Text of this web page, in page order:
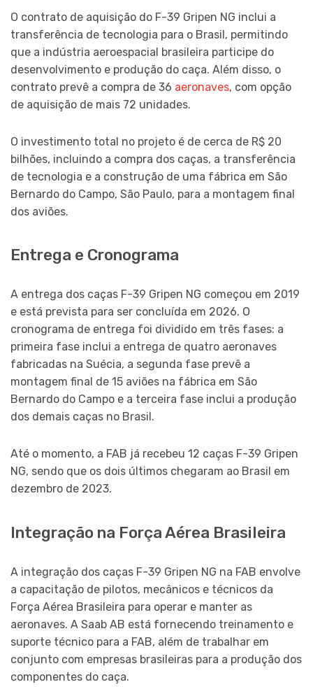
O contrato de aquisição do F-39 Gripen NG inclui a
transferência de tecnologia para o Brasil, permitindo
que a indústria aeroespacial brasileira participe do
desenvolvimento e produção do caça. Além disso, o
contrato prevê a compra de 36 aeronaves, com opção
de aquisição de mais 72 unidades.
O investimento total no projeto é de cerca de R$ 20
bilhões, incluindo a compra dos caças, a transferência
de tecnologia e a construção de uma fábrica em São
Bernardo do Campo, São Paulo, para a montagem final
dos aviões.
Entrega e Cronograma
A entrega dos caças F-39 Gripen NG começou em 2019
e está prevista para ser concluída em 2026. O
cronograma de entrega foi dividido em três fases: a
primeira fase inclui a entrega de quatro aeronaves
fabricadas na Suécia, a segunda fase prevê a
montagem final de 15 aviões na fábrica em São
Bernardo do Campo e a terceira fase inclui a produção
dos demais caças no Brasil.
Até o momento, a FAB já recebeu 12 caças F-39 Gripen
NG, sendo que os dois últimos chegaram ao Brasil em
dezembro de 2023.
Integração na Força Aérea Brasileira
A integração dos caças F-39 Gripen NG na FAB envolve
a capacitação de pilotos, mecânicos e técnicos da
Força Aérea Brasileira para operar e manter as
aeronaves. A Saab AB está fornecendo treinamento e
suporte técnico para a FAB, além de trabalhar em
conjunto com empresas brasileiras para a produção dos
componentes do caça.